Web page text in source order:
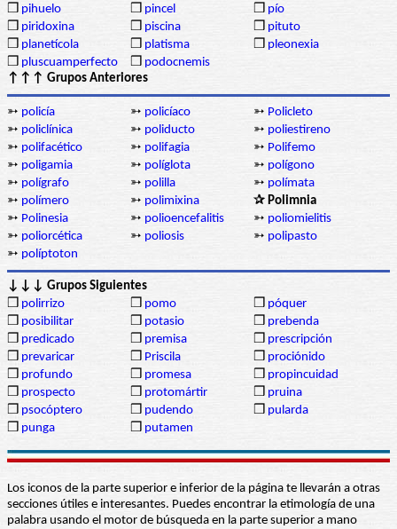
❒ pihuelo ❒ pincel ❒ pío
❒ piridoxina ❒ piscina ❒ pituto
❒ planetícola ❒ platisma ❒ pleonexia
❒ pluscuamperfecto ❒ podocnemis
↑↑↑ Grupos Anteriores
➳ policía ➳ policíaco ➳ Policleto
➳ policlínica ➳ poliducto ➳ poliestireno
➳ polifacético ➳ polifagia ➳ Polifemo
➳ poligamia ➳ políglota ➳ polígono
➳ polígrafo ➳ polilla ➳ polímata
➳ polímero ➳ polimixina
✰ Polimnia
➳ Polinesia ➳ polioencefalitis ➳ poliomielitis
➳ poliorcética ➳ poliosis ➳ polipasto
➳ políptoton
↓↓↓ Grupos Siguientes
❒ polirrizo ❒ pomo ❒ póquer
❒ posibilitar ❒ potasio ❒ prebenda
❒ predicado ❒ premisa ❒ prescripción
❒ prevaricar ❒ Priscila ❒ prociónido
❒ profundo ❒ promesa ❒ propincuidad
❒ prospecto ❒ protomártir ❒ pruina
❒ psocóptero ❒ pudendo ❒ pularda
❒ punga ❒ putamen
Los iconos de la parte superior e inferior de la página te llevarán a otras
secciones útiles e interesantes. Puedes encontrar la etimología de una
palabra usando el motor de búsqueda en la parte superior a mano